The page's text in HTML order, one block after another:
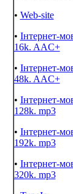
• Web-site
• Інтернет-
16k. AAC+
• Інтернет-
48k. AAC+
• Інтернет-
128k. mp3
• Інтернет-
192k. mp3
• Інтернет-
320k. mp3